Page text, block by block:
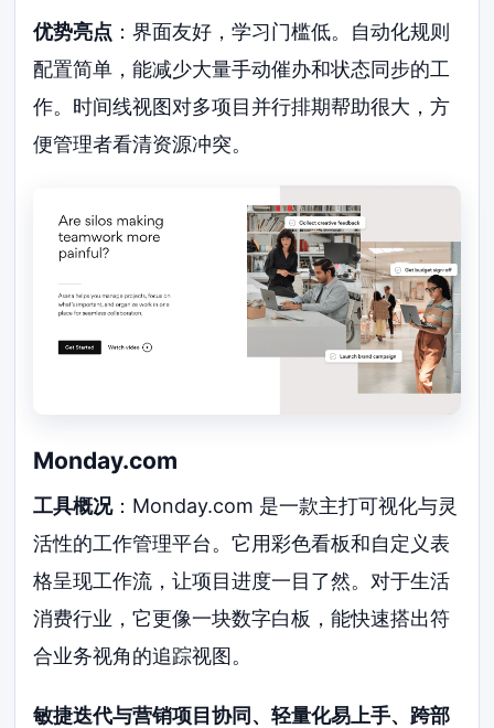
优势亮点 ：界面友好，学习门槛低。自动化规则
配置简单，能减少大量手动催办和状态同步的工
作。时间线视图对多项目并行排期帮助很大，方
便管理者看清资源冲突。
Monday.com
工具概况：Monday.com 是一款主打可视化与灵
活性的工作管理平台。它用彩色看板和自定义表
格呈现工作流，让项目进度一目了然。对于生活
消费行业，它更像一块数字白板，能快速搭出符
合业务视角的追踪视图。
敏捷迭代与营销项目协同、轻量化易上手、跨部